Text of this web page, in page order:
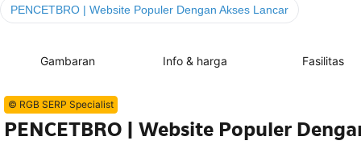
PENCETBRO | Website Populer Dengan Akses Lancar
Gambaran Info & harga Fasilitas
© RGB SERP Specialist
PENCETBRO | Website Populer